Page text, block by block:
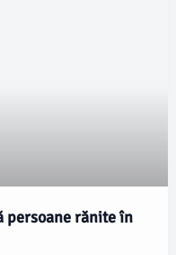
persoane rănite în